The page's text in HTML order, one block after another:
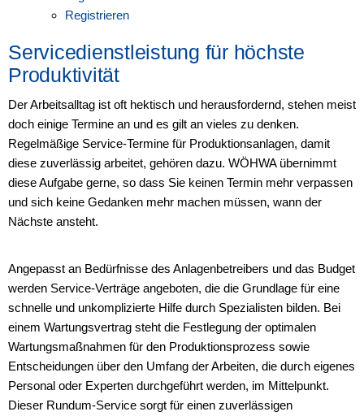
Registrieren
Servicedienstleistung für höchste
Produktivität
Der Arbeitsalltag ist oft hektisch und herausfordernd, stehen meist
doch einige Termine an und es gilt an vieles zu denken.
Regelmäßige Service-Termine für Produktionsanlagen, damit
diese zuverlässig arbeitet, gehören dazu. WÖHWA übernimmt
diese Aufgabe gerne, so dass Sie keinen Termin mehr verpassen
und sich keine Gedanken mehr machen müssen, wann der
Nächste ansteht.
Angepasst an Bedürfnisse des Anlagenbetreibers und das Budget
werden Service-Verträge angeboten, die die Grundlage für eine
schnelle und unkomplizierte Hilfe durch Spezialisten bilden. Bei
einem Wartungsvertrag steht die Festlegung der optimalen
Wartungsmaßnahmen für den Produktionsprozess sowie
Entscheidungen über den Umfang der Arbeiten, die durch eigenes
Personal oder Experten durchgeführt werden, im Mittelpunkt.
Dieser Rundum-Service sorgt für einen zuverlässigen